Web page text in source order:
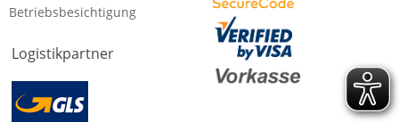
Betriebsbesichtigung
Logistikpartner